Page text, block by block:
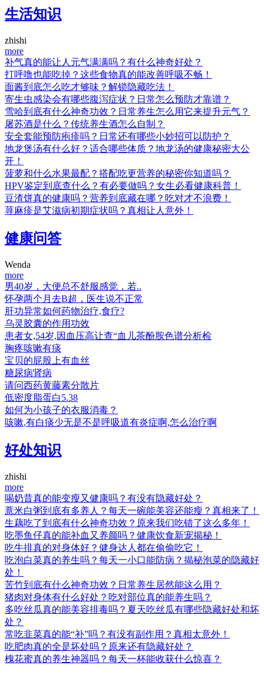
生活知识
zhishi
more
补气真的能让人元气满满吗？有什么神奇好处？
打呼噜也能吃掉？这些食物真的能改善呼吸不畅！
面酱到底怎么吃才够味？解锁隐藏吃法！
寄生虫感染会有哪些腹泻症状？日常怎么预防才靠谱？
雪哈到底有什么神奇功效？日常养生怎么用它来提升元气？
屠苏酒是什么？传统养生酒怎么自制？
安全套能预防疱疹吗？日常还有哪些小妙招可以防护？
地龙煲汤有什么好？适合哪些体质？地龙汤的健康秘密大公
开！
菠萝和什么水果最配？搭配吃更营养的秘密你知道吗？
HPV鉴定到底查什么？有必要做吗？女生必看健康科普！
豆渣饼真的健康吗？营养到底藏在哪？吃对才不浪费！
荨麻疹是艾滋病初期症状吗？真相让人意外！
健康问答
Wenda
more
男40岁，大便总不舒服感觉，若..
怀孕两个月去B超，医生说不正常
肝功异常如何药物治疗,食疗?
乌灵胶囊的作用功效
患者女,54岁,因血压高让查“血儿茶酚胺色谱分析检
胸疼咳嗽有痰
宝贝的屁股上有血丝
糖尿病肾病
请问西药黄藤素分散片
低密度脂蛋白5.38
如何为小孩子的衣服消毒？
咳嗽,有白痰少无是不是呼吸道有炎症啊,怎么治疗啊
好处知识
zhishi
more
喝奶昔真的能变瘦又健康吗？有没有隐藏好处？
薏米白粥到底有多养人？每天一碗能美容还能瘦？真相来了！
生藕吃了到底有什么神奇功效？原来我们吃错了这么多年！
吃墨鱼仔真的能补血又养颜吗？健康饮食新宠揭秘！
吃牛排真的对身体好？健身达人都在偷偷吃它！
吃泡白菜真的养生吗？每天一小口能防病？揭秘泡菜的隐藏好
处！
苦竹到底有什么神奇功效？日常养生居然能这么用？
猪肉对身体有什么好处？吃对部位真的能养生吗？
多吃丝瓜真的能美容排毒吗？夏天吃丝瓜有哪些隐藏好处和坏
处？
常吃韭菜真的能“补”吗？有没有副作用？真相太意外！
吃肥肉真的全是坏处吗？原来还有隐藏好处？
槐花蜜真的养生神器吗？每天一杯能收获什么惊喜？